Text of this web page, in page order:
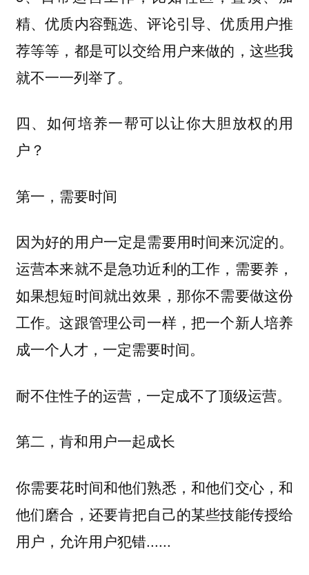
精、优质内容甄选、评论引导、优质用户推
荐等等，都是可以交给用户来做的，这些我
就不一一列举了。
四、如何培养一帮可以让你大胆放权的用
户？
第一，需要时间
因为好的用户一定是需要用时间来沉淀的。
运营本来就不是急功近利的工作，需要养，
如果想短时间就出效果，那你不需要做这份
工作。这跟管理公司一样，把一个新人培养
成一个人才，一定需要时间。
耐不住性子的运营，一定成不了顶级运营。
第二，肯和用户一起成长
你需要花时间和他们熟悉，和他们交心，和
他们磨合，还要肯把自己的某些技能传授给
用户，允许用户犯错......